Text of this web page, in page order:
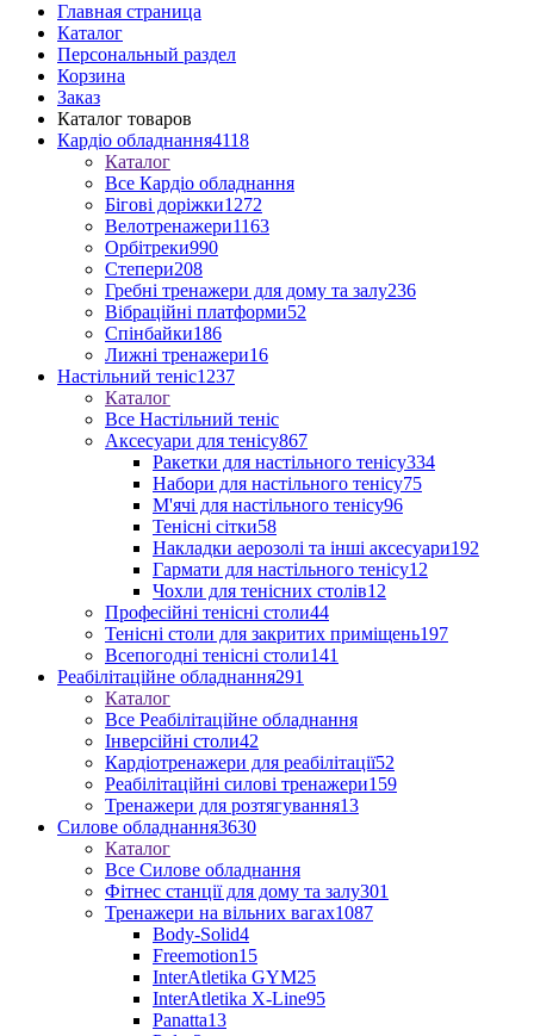
Главная страница
Каталог
Персональный раздел
Корзина
Заказ
Каталог товаров
Кардіо обладнання4118
Каталог
Все Кардіо обладнання
Бігові доріжки1272
Велотренажери1163
Орбітреки990
Степери208
Гребні тренажери для дому та залу236
Вібраційні платформи52
Спінбайки186
Лижні тренажери16
Настільний теніс1237
Каталог
Все Настільний теніс
Аксесуари для тенісу867
Ракетки для настільного тенісу334
Набори для настільного тенісу75
М'ячі для настільного тенісу96
Тенісні сітки58
Накладки аерозолі та інші аксесуари192
Гармати для настільного тенісу12
Чохли для тенісних столів12
Професійні тенісні столи44
Тенісні столи для закритих приміщень197
Всепогодні тенісні столи141
Реабілітаційне обладнання291
Каталог
Все Реабілітаційне обладнання
Інверсійні столи42
Кардіотренажери для реабілітації52
Реабілітаційні силові тренажери159
Тренажери для розтягування13
Силове обладнання3630
Каталог
Все Силове обладнання
Фітнес станції для дому та залу301
Тренажери на вільних вагах1087
Body-Solid4
Freemotion15
InterAtletika GYM25
InterAtletika X-Line95
Panatta13